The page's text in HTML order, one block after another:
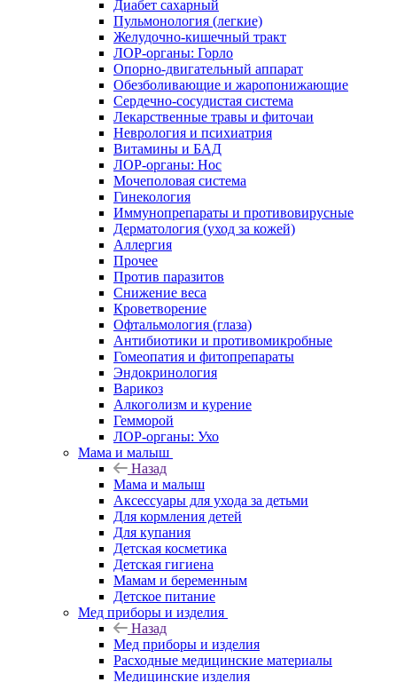
Диабет сахарный
Пульмонология (легкие)
Желудочно-кишечный тракт
ЛОР-органы: Горло
Опорно-двигательный аппарат
Обезболивающие и жаропонижающие
Сердечно-сосудистая система
Лекарственные травы и фиточаи
Неврология и психиатрия
Витамины и БАД
ЛОР-органы: Нос
Мочеполовая система
Гинекология
Иммунопрепараты и противовирусные
Дерматология (уход за кожей)
Аллергия
Прочее
Против паразитов
Снижение веса
Кроветворение
Офтальмология (глаза)
Антибиотики и противомикробные
Гомеопатия и фитопрепараты
Эндокринология
Варикоз
Алкоголизм и курение
Гемморой
ЛОР-органы: Ухо
Мама и малыш
Назад
Мама и малыш
Аксессуары для ухода за детьми
Для кормления детей
Для купания
Детская косметика
Детская гигиена
Мамам и беременным
Детское питание
Мед приборы и изделия
Назад
Мед приборы и изделия
Расходные медицинские материалы
Медицинские изделия